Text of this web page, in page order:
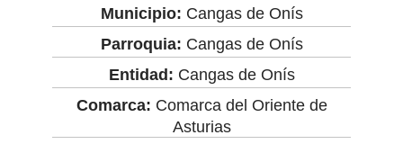
Municipio: Cangas de Onís
Parroquia: Cangas de Onís
Entidad: Cangas de Onís
Comarca: Comarca del Oriente de
Asturias